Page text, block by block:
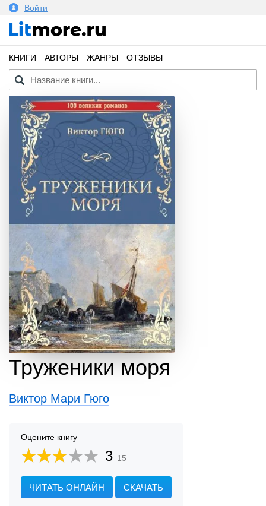
Войти
КНИГИ АВТОРЫ ЖАНРЫ ОТЗЫВЫ
Труженики моря
Виктор Мари Гюго
Оцените книгу
3 15
ЧИТАТЬ ОНЛАЙН СКАЧАТЬ